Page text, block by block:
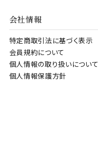
会社情報
特定商取引法に基づく表示
会員規約について
個人情報の取り扱いについて
個人情報保護方針